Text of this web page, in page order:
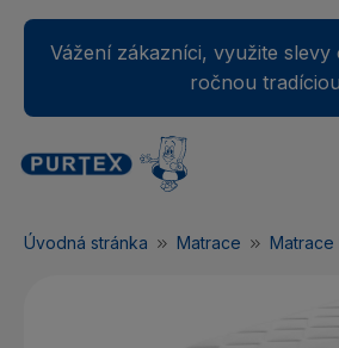
Vážení zákazníci, využite
ročnou
Váš nákupný košík je
Úvodná stránka Matrace Matrace